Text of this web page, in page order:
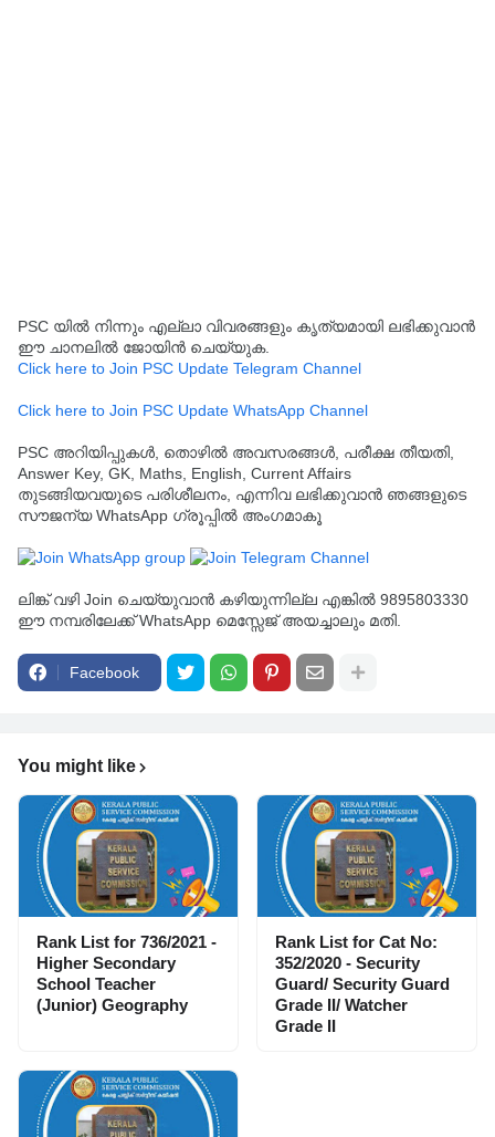
PSC യിൽ നിന്നും എല്ലാ വിവരങ്ങളും കൃത്യമായി ലഭിക്കുവാൻ
ഈ ചാനലിൽ ജോയിൻ ചെയ്യുക.
Click here to Join PSC Update Telegram Channel
Click here to Join PSC Update WhatsApp Channel
PSC അറിയിപ്പുകൾ, തൊഴിൽ അവസരങ്ങൾ, പരീക്ഷ തീയതി,
Answer Key, GK, Maths, English, Current Affairs
തുടങ്ങിയവയുടെ പരിശീലനം, എന്നിവ ലഭിക്കുവാൻ ഞങ്ങളുടെ
സൗജന്യ WhatsApp ഗ്രൂപ്പിൽ അംഗമാകൂ
ലിങ്ക് വഴി Join ചെയ്യുവാൻ കഴിയുന്നില്ല എങ്കിൽ 9895803330
ഈ നമ്പരിലേക്ക് WhatsApp മെസ്സേജ് അയച്ചാലും മതി.
Facebook
You might like
Rank List for 736/2021 -
Higher Secondary
School Teacher
(Junior) Geography
Rank List for Cat No:
352/2020 - Security
Guard/ Security Guard
Grade II/ Watcher
Grade II